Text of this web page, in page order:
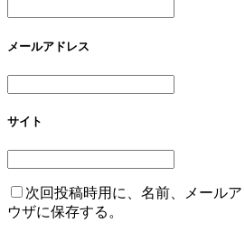
メールアドレス
サイト
次回投稿時用に、名前、メール
ウザに保存する。